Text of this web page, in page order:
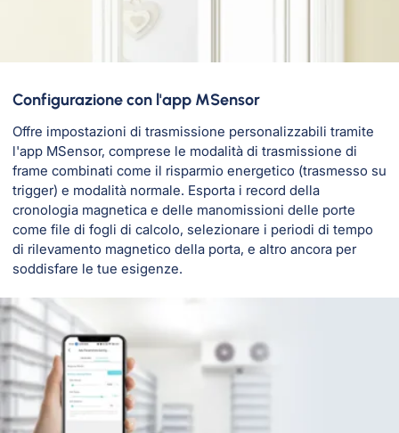
Configurazione con l'app MSensor
Offre impostazioni di trasmissione personalizzabili tramite
l'app MSensor, comprese le modalità di trasmissione di
frame combinati come il risparmio energetico (trasmesso su
trigger) e modalità normale. Esporta i record della
cronologia magnetica e delle manomissioni delle porte
come file di fogli di calcolo, selezionare i periodi di tempo
di rilevamento magnetico della porta, e altro ancora per
soddisfare le tue esigenze.